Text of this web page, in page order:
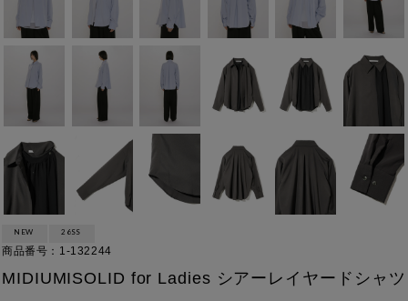
NEW 26SS
商品番号 1-132244
MIDIUMISOLID for Ladies シアーレイヤードシャツ